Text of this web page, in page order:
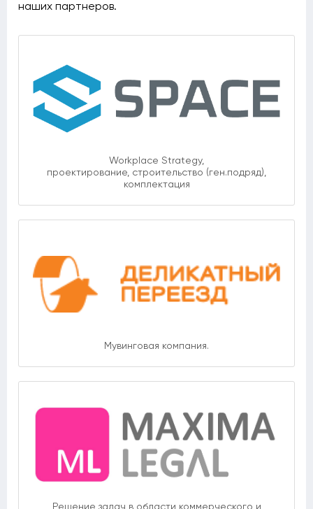
наших партнеров.
Workplace Strategy,
проектирование, строительство (ген.подряд),
комплектация
Мувинговая компания.